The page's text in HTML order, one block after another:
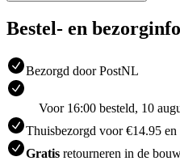
Bestel- en
Bezorgd door PostNL
Voor 16:00 besteld, 10
Thuisbezorgd voor €14.95
Gratis retourneren in de